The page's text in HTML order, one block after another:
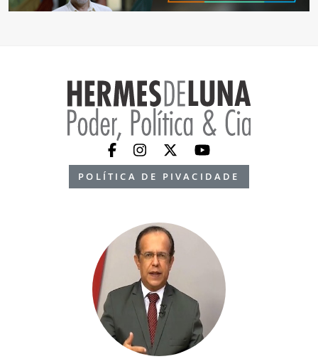
POLÍTICA DE PIVACIDADE